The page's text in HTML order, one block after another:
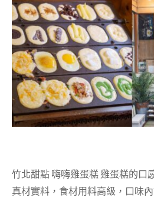
竹北甜點 嗨嗨雞蛋糕 雞蛋糕的口
真材實料，食材用料高級，口味